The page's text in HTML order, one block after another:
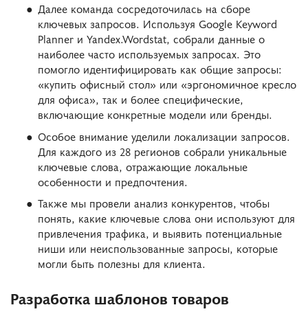
Далее команда сосредоточилась на сборе
ключевых запросов. Используя Google Keyword
Planner и Yandex.Wordstat, собрали данные о
наиболее часто используемых запросах. Это
помогло идентифицировать как общие запросы:
«купить офисный стол» или «эргономичное кресло
для офиса», так и более специфические,
включающие конкретные модели или бренды.
Особое внимание уделили локализации запросов.
Для каждого из 28 регионов собрали уникальные
ключевые слова, отражающие локальные
особенности и предпочтения.
Также мы провели анализ конкурентов, чтобы
понять, какие ключевые слова они используют для
привлечения трафика, и выявить потенциальные
ниши или неиспользованные запросы, которые
могли быть полезны для клиента.
Разработка шаблонов товаров